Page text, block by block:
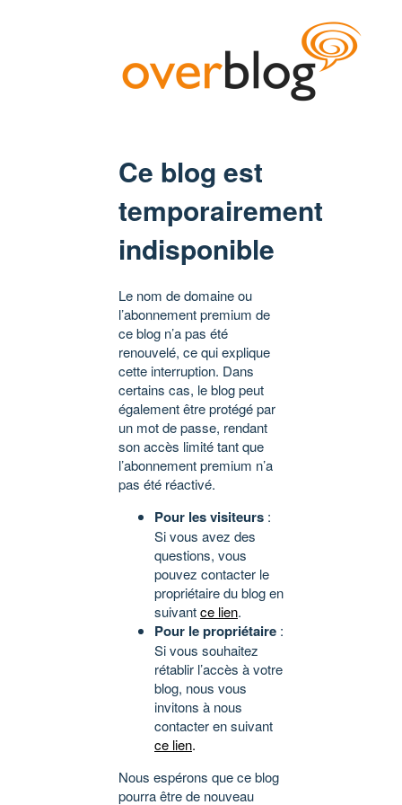
Ce blog est
temporairement
indisponible
Le nom de domaine ou
l’abonnement premium de
ce blog n’a pas été
renouvelé, ce qui explique
cette interruption. Dans
certains cas, le blog peut
également être protégé par
un mot de passe, rendant
son accès limité tant que
l’abonnement premium n’a
pas été réactivé.
Pour les visiteurs :
Si vous avez des
questions, vous
pouvez contacter le
propriétaire du blog en
suivantce lien.
Pour le propriétaire :
Si vous souhaitez
rétablir l’accès à votre
blog, nous vous
invitons à nous
contacter en suivant
ce lien.
Nous espérons que ce blog
pourra être de nouveau